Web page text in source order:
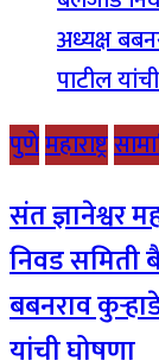
पुणेमहाराष्ट्र
संत ज्ञानेश्वर
निवड समिती
बबनराव
यांची घोषणा